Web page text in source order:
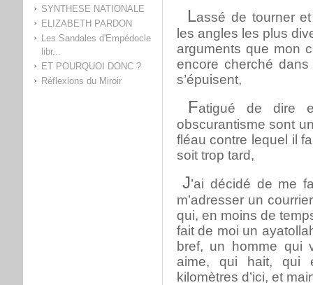
SYNTHESE NATIONALE
ELIZABETH PARDON
Les Sandales d'Empédocle
libr...
ET POURQUOI DONC ?
Réflexions du Miroir
Lassé de tourner
les angles les plus
arguments que mon
encore cherché
s’épuisent,
Fatigué de dire
obscurantisme sont
fléau contre lequel il
soit trop tard,
J’ai décidé de me
m’adresser un
qui, en moins de
fait de moi un
bref, un homme qui
aime, qui hait, qui
kilomètres d’ici, et